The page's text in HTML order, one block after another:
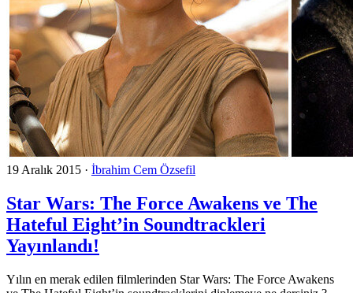
19 Aralık 2015 · İbrahim Cem Özsefil
Star Wars: The Force Awakens ve The
Hateful Eight’in Soundtrackleri
Yayınlandı!
Yılın en merak edilen filmlerinden Star Wars: The Force Awakens